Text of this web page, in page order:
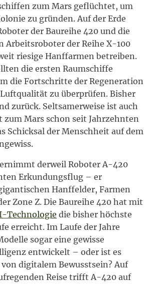
zum Mars geflüchtet, um
zu gründen. Auf der Erde
der Baureihe 420 und die
Arbeitsroboter der Reihe X-100
riesige Hanffarmen betreiben.
die ersten Raumschiffe
die Fortschritte der Regeneration
zu überprüfen. Bisher
zurück. Seltsamerweise ist auch
Mars schon seit Jahrzehnten
Schicksal der Menschheit auf dem
derweil Roboter A-420
Erkundungsflug – er
Hanffelder, Farmen
Zone Z. Die Baureihe 420 hat mit
Technologie die bisher höchste
erreicht. Im Laufe der Jahre
sogar eine gewisse
entwickelt – oder ist es
digitalem Bewusstsein? Auf
Reise trifft A-420 auf